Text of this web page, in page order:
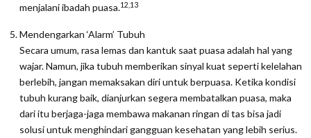
menjalani ibadah puasa.12,13
Mendengarkan ‘Alarm’ Tubuh
Secara umum, rasa lemas dan kantuk saat puasa adalah hal yang
wajar. Namun, jika tubuh memberikan sinyal kuat seperti kelelahan
berlebih, jangan memaksakan diri untuk berpuasa. Ketika kondisi
tubuh kurang baik, dianjurkan segera membatalkan puasa, maka
dari itu berjaga-jaga membawa makanan ringan di tas bisa jadi
solusi untuk menghindari gangguan kesehatan yang lebih serius.